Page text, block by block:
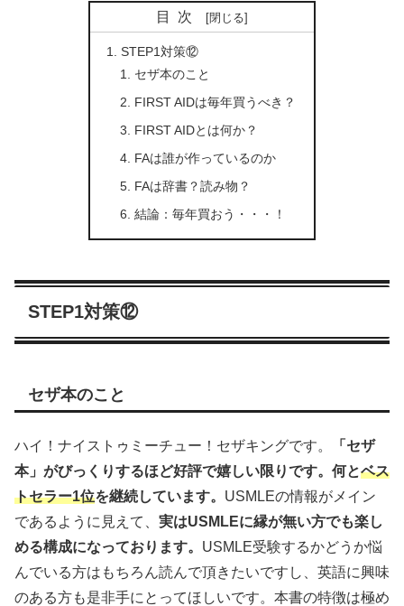
目次
STEP1対策⑫
セザ本のこと
FIRST AIDは毎年買うべき？
FIRST AIDとは何か？
FAは誰が作っているのか
FAは辞書？読み物？
結論：毎年買おう・・・！
STEP1対策⑫
セザ本のこと
ハイ！ナイストゥミーチュー！セザキングです。
「セザ
本」がびっくりするほど好評で嬉しい限りです。何とベス
トセラー1位を継続しています。 USMLEの情報がメイン
であるように見えて、 実はUSMLEに縁が無い方でも楽し
める構成になっております。 USMLE受験するかどうか悩
んでいる方はもちろん読んで頂きたいですし、英語に興味
のある方も是非手にとってほしいです。本書の特徴は極め